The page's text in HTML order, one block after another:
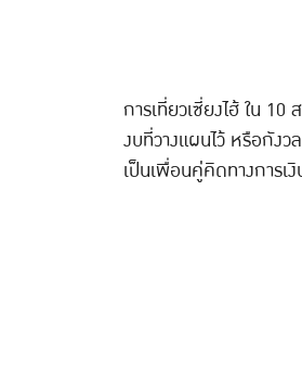
การเที่ยวเซี่ยงไฮ้ ใน 10
งบที่วางแผนไว้ หรือกังว
เป็นเพื่อนคู่คิดทางการเ